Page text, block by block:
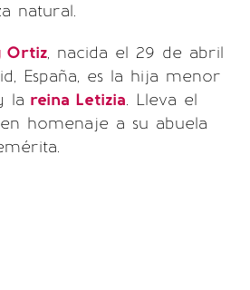
natural.
Ortiz, nacida el 29 de abril
España, es la hija menor
la reina Letizia. Lleva el
homenaje a su abuela